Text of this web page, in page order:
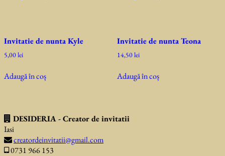
Invitatie de nunta Kyle
5,00lei
Adaugă în coș
Invitatie de nunta Teona
14,50lei
Adaugă în coș
DESIDERIA - Creator de invitatii
Iasi
creatordeinvitatii@gmail.com
0731 966 153